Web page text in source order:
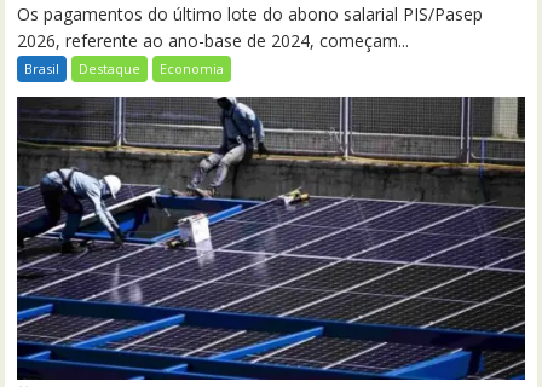
Os pagamentos do último lote do abono salarial PIS/Pasep
2026, referente ao ano-base de 2024, começam...
Brasil Destaque Economia